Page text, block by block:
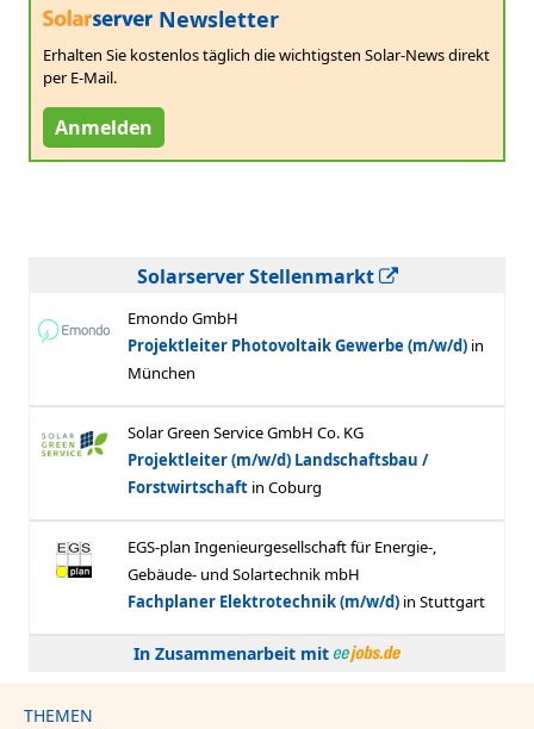
Newsletter
Erhalten Sie kostenlos täglich die wichtigsten Solar-News direkt
per E-Mail.
Anmelden
Solarserver Stellenmarkt
In Zusammenarbeit mit
THEMEN